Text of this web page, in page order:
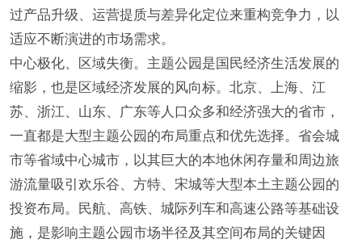
过产品升级、运营提质与差异化定位来重构竞争力，以
适应不断演进的市场需求。
中心极化、区域失衡。主题公园是国民经济生活发展的
缩影，也是区域经济发展的风向标。北京、上海、江
苏、浙江、山东、广东等人口众多和经济强大的省市，
一直都是大型主题公园的布局重点和优先选择。省会城
市等省域中心城市，以其巨大的本地休闲存量和周边旅
游流量吸引欢乐谷、方特、宋城等大型本土主题公园的
投资布局。民航、高铁、城际列车和高速公路等基础设
施，是影响主题公园市场半径及其空间布局的关键因